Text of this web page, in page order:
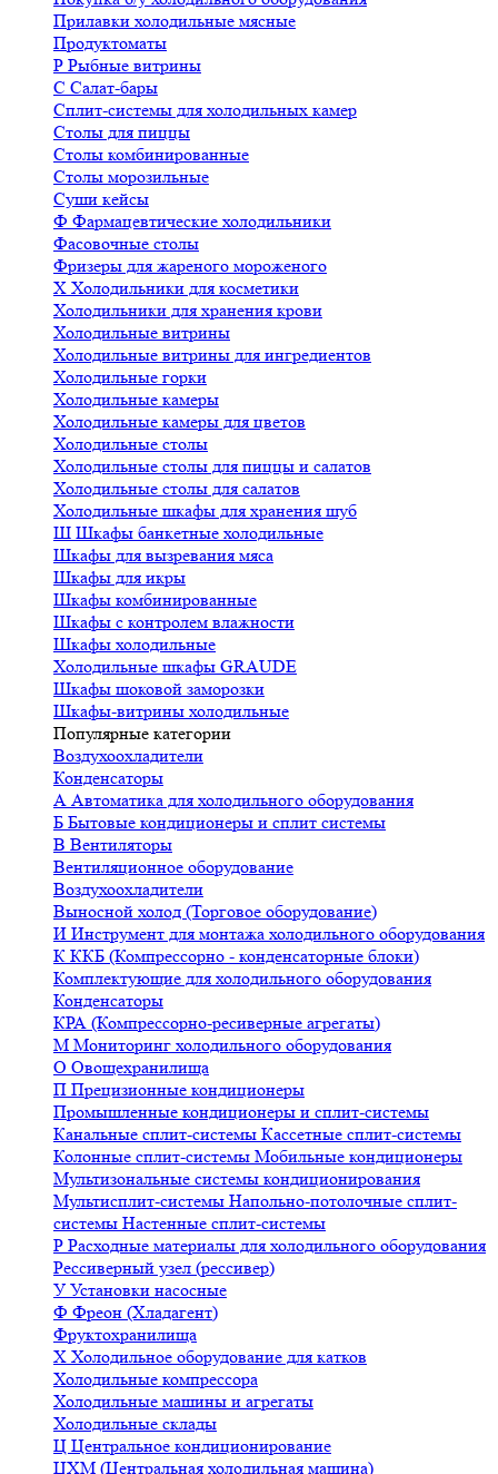
Прилавки холодильные мясные
Продуктоматы
Р Рыбные витрины
С Салат-бары
Сплит-системы для холодильных камер
Столы для пиццы
Столы комбинированные
Столы морозильные
Суши кейсы
Ф Фармацевтические холодильники
Фасовочные столы
Фризеры для жареного мороженого
Х Холодильники для косметики
Холодильники для хранения крови
Холодильные витрины
Холодильные витрины для ингредиентов
Холодильные горки
Холодильные камеры
Холодильные камеры для цветов
Холодильные столы
Холодильные столы для пиццы и салатов
Холодильные столы для салатов
Холодильные шкафы для хранения шуб
Ш Шкафы банкетные холодильные
Шкафы для вызревания мяса
Шкафы для икры
Шкафы комбинированные
Шкафы с контролем влажности
Шкафы холодильные
Холодильные шкафы GRAUDE
Шкафы шоковой заморозки
Шкафы-витрины холодильные
Популярные категории
Воздухоохладители
Конденсаторы
А Автоматика для холодильного оборудования
Б Бытовые кондиционеры и сплит системы
В Вентиляторы
Вентиляционное оборудование
Воздухоохладители
Выносной холод (Торговое оборудование)
И Инструмент для монтажа холодильного оборудования
К ККБ (Компрессорно - конденсаторные блоки)
Комплектующие для холодильного оборудования
Конденсаторы
КРА (Компрессорно-ресиверные агрегаты)
М Мониторинг холодильного оборудования
О Овощехранилища
П Прецизионные кондиционеры
Промышленные кондиционеры и сплит-системы
Канальные сплит-системы Кассетные сплит-системы
Колонные сплит-системы Мобильные кондиционеры
Мультизональные системы кондиционирования
Мультисплит-системы Напольно-потолочные сплит-
системы Настенные сплит-системы
Р Расходные материалы для холодильного оборудования
Рессиверный узел (рессивер)
У Установки насосные
Ф Фреон (Хладагент)
Фруктохранилища
Х Холодильное оборудование для катков
Холодильные компрессора
Холодильные машины и агрегаты
Холодильные склады
Ц Центральное кондиционирование
ЦХМ (Центральная холодильная машина)